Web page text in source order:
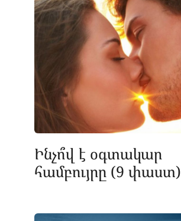
Ինչո՞վ է օգտակար
համբույրը (9 փաստ)